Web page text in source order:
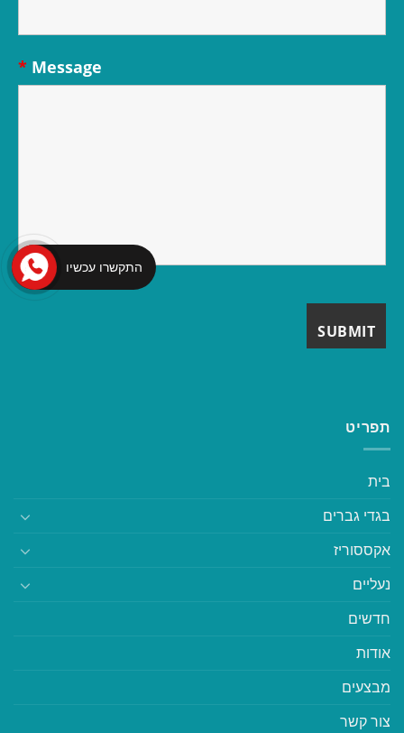
Message
*
תפריט
בית
בגדי גברים
אקססוריז
נעליים
חדשים
אודות
מבצעים
צור קשר
התקשרו עכשיו